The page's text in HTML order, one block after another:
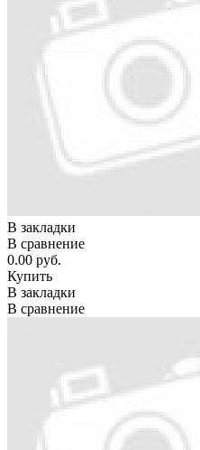
В закладки
В сравнение
0.00 руб.
Купить
В закладки
В сравнение